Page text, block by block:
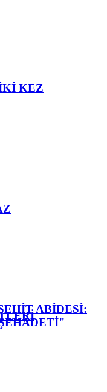
KEZ
ABİDESİ: